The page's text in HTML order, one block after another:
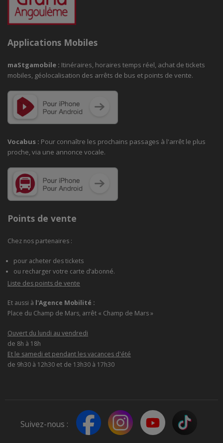
Applications Mobiles
maStgamobile : Itinéraires, horaires temps réel, achat de tickets
mobiles, géolocalisation des arrêts de bus et points de vente.
Vocabus : Pour connaître les prochains passages à l'arrêt le plus
proche, via une annonce vocale.
Points de vente
Chez nos partenaires :
pour acheter des tickets
ou recharger votre carte d’abonné.
Liste des points de vente
Et aussi à l'Agence Mobilité :
Place du Champ de Mars, arrêt « Champ de Mars »
Ouvert du lundi au vendredi
de 8h à 18h
Et le samedi et pendant les vacances d'été
de 9h30 à 12h30 et de 13h30 à 17h30
Suivez-nous :